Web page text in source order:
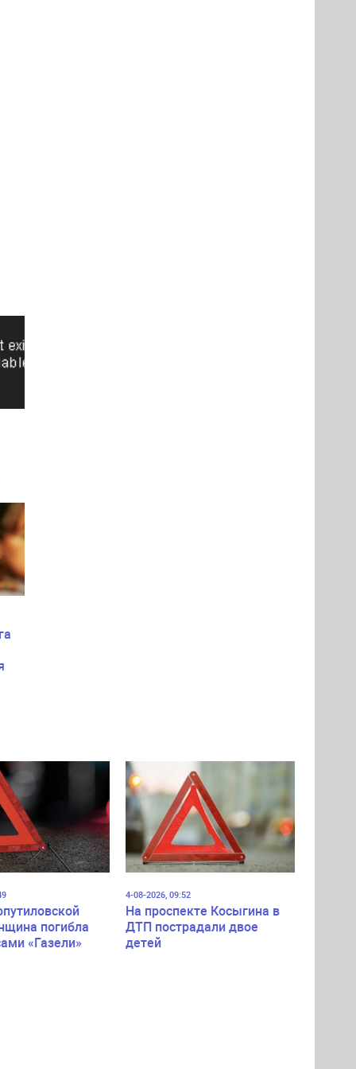
погибла
«Газели»
4-08-2026, 09:52
На проспекте Косыгина в
ДТП пострадали двое
детей